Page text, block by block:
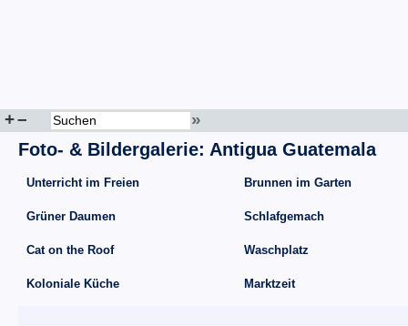
+– »
Foto- & Bildergalerie: Antigua Guatemala
Unterricht im Freien Brunnen im Garten
Grüner Daumen Schlafgemach
Cat on the Roof Waschplatz
Koloniale Küche Marktzeit